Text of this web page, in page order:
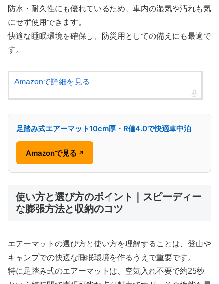
防水・耐久性にも優れているため、車内の湿気や汚れも気
にせず使用できます。
快適な睡眠環境を確保し、防災用としての備えにも最適で
す。
Amazonで詳細を見る
足踏み式エアーマット10cm厚・R値4.0で快適車中泊
Amazonで見る ↗
使い方と選び方のポイント｜スピーディー
な膨張方法と収納のコツ
エアーマットの選び方と使い方を理解することは、登山や
キャンプでの快適な睡眠環境を作るうえで重要です。
特に足踏み式のエアーマットは、空気入れ不要で約25秒